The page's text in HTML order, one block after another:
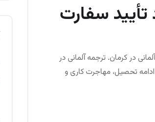
تأیید سفارت
در کرمان. ترجمه آلمانی در
ادامه تحصیل، مهاجرت کاری و